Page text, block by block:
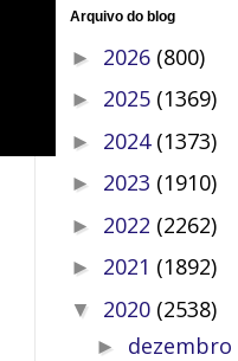
Arquivo do blog
► 2026 (800)
► 2025 (1369)
► 2024 (1373)
► 2023 (1910)
► 2022 (2262)
► 2021 (1892)
▼ 2020 (2538)
► dezembro